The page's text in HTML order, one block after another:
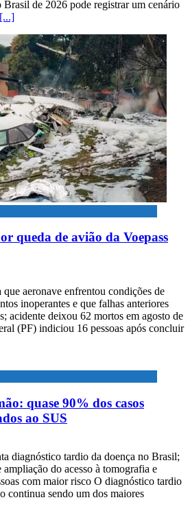
de 2026 pode registrar um cenário
[...]
queda de avião da Voepass
que aeronave enfrentou condições de
inoperantes e que falhas anteriores
acidente deixou 62 mortos em agosto de
(PF) indiciou 16 pessoas após concluir
quase 90% dos casos
ao SUS
diagnóstico tardio da doença no Brasil;
ampliação do acesso à tomografia e
com maior risco O diagnóstico tardio
continua sendo um dos maiores